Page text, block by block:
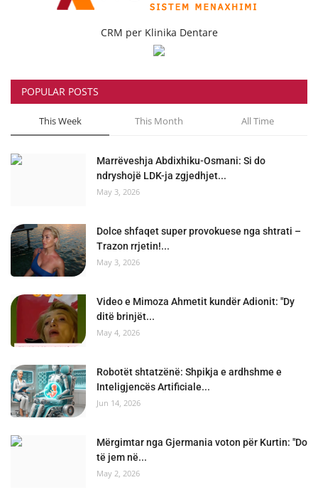
CRM per Klinika Dentare
POPULAR POSTS
This Week This Month All Time
Marrëveshja Abdixhiku-Osmani: Si do
ndryshojë LDK-ja zgjedhjet...
May 3, 2026
Dolce shfaqet super provokuese nga shtrati –
Trazon rrjetin!...
May 3, 2026
Video e Mimoza Ahmetit kundër Adionit: "Dy
ditë brinjët...
May 4, 2026
Robotët shtatzënë: Shpikja e ardhshme e
Inteligjencës Artificiale...
Jun 14, 2026
Mërgimtar nga Gjermania voton për Kurtin: "Do
të jem në...
May 2, 2026